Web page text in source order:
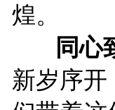
煌。
同心
新岁序开